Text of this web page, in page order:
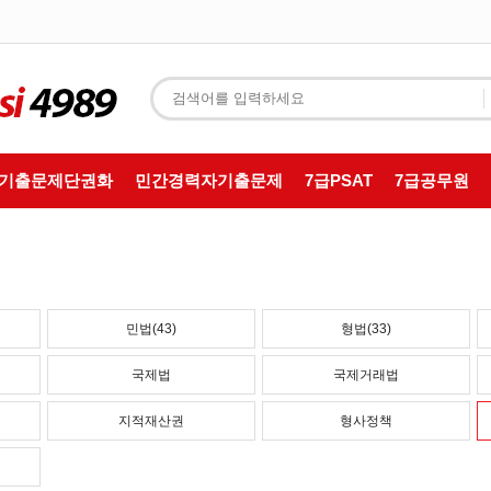
출문제단권화 민간경력자기출문제 7급PSAT 7급공무원
민법(43) 형법(33)
국제법 국제거래법
지적재산권 형사정책